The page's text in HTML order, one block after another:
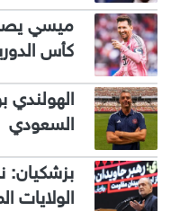
ميسي
كأس
الهولندي
السعودي
بزشكيان:
الولايات